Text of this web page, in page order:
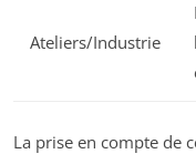
Ateliers/Industrie
La prise en compte de